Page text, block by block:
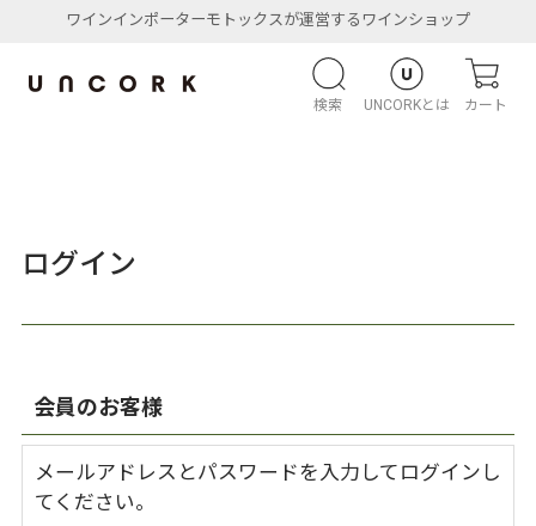
ワインインポーターモトックスが運営するワインショップ
検索 UNCORKとは カート
ログイン
会員のお客様
メールアドレスとパスワードを入力してログインし
てください。